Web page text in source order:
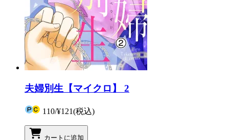
夫婦別生【マイクロ】 2
110/¥121(税込)
カートに追加